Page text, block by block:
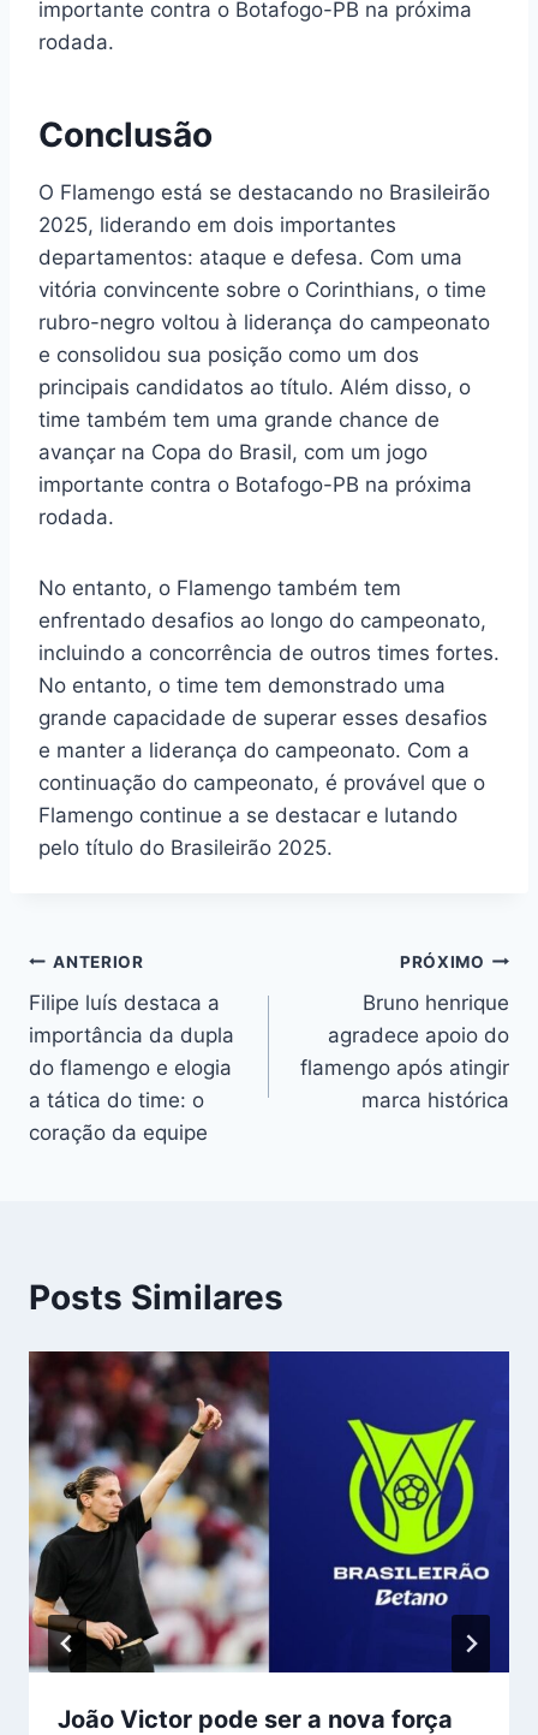
importante contra o Botafogo-PB na próxima
rodada.
Conclusão
O Flamengo está se destacando no Brasileirão
2025, liderando em dois importantes
departamentos: ataque e defesa. Com uma
vitória convincente sobre o Corinthians, o time
rubro-negro voltou à liderança do campeonato
e consolidou sua posição como um dos
principais candidatos ao título. Além disso, o
time também tem uma grande chance de
avançar na Copa do Brasil, com um jogo
importante contra o Botafogo-PB na próxima
rodada.
No entanto, o Flamengo também tem
enfrentado desafios ao longo do campeonato,
incluindo a concorrência de outros times fortes.
No entanto, o time tem demonstrado uma
grande capacidade de superar esses desafios
e manter a liderança do campeonato. Com a
continuação do campeonato, é provável que o
Flamengo continue a se destacar e lutando
pelo título do Brasileirão 2025.
Navegação
de
Post
ANTERIOR
Filipe luís destaca a
importância da dupla
do flamengo e elogia
a tática do time: o
coração da equipe
PRÓXIMO
Bruno henrique
agradece apoio do
flamengo após atingir
marca histórica
Posts Similares
João Victor pode ser a nova força